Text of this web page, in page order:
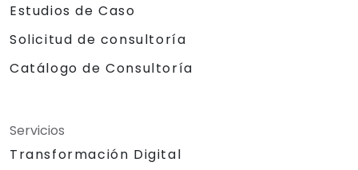
Estudios de Caso
Solicitud de consultoría
Catálogo de Consultoría
Servicios
Transformación Digital